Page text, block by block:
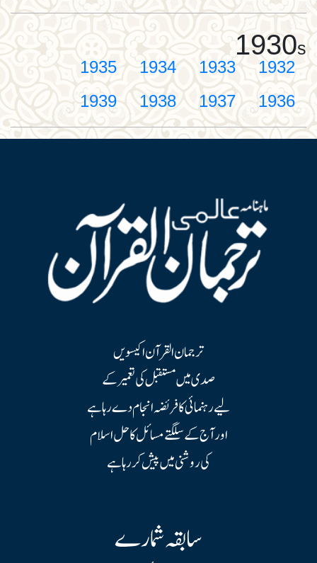
1930s
1932
1933
1934
1935
1936
1937
1938
1939
ترجمان القرآن اکیسویں
صدی میں مستقبل کی تعمیر کے
لیے رہنمائی کا فریضہ انجام دے رہا ہے
اور آج کے سلگتے مسائل کا حل اسلام
کی روشنی میں پیش کر رہا ہے
سابقہ شمارے